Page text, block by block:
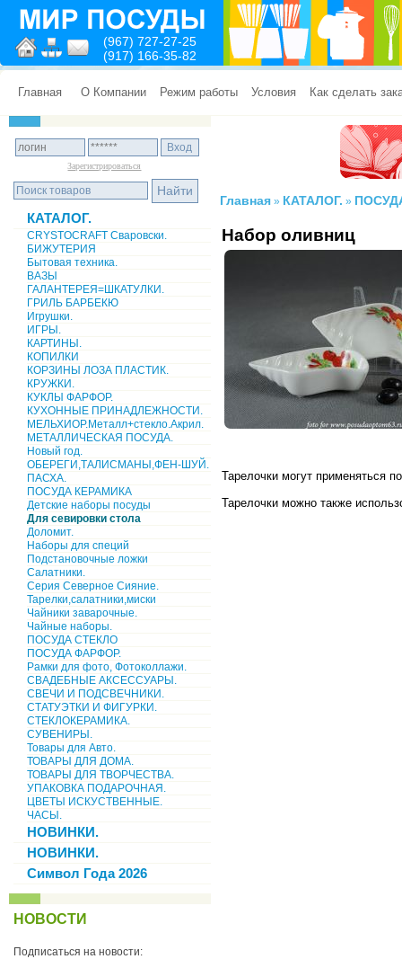
(967) 727-27-25
(917) 166-35-82
Главная О Компании Режим работы Условия Как сделать
Зарегистрироваться
КАТАЛОГ.
CRYSTOCRAFT Сваровски.
БИЖУТЕРИЯ
Бытовая техника.
ВАЗЫ
ГАЛАНТЕРЕЯ=ШКАТУЛКИ.
ГРИЛЬ БАРБЕКЮ
Игрушки.
ИГРЫ.
КАРТИНЫ.
КОПИЛКИ
КОРЗИНЫ ЛОЗА ПЛАСТИК.
КРУЖКИ.
КУКЛЫ ФАРФОР.
КУХОННЫЕ ПРИНАДЛЕЖНОСТИ.
МЕЛЬХИОР.Металл+стекло.Акрил.
МЕТАЛЛИЧЕСКАЯ ПОСУДА.
Новый год.
ОБЕРЕГИ,ТАЛИСМАНЫ,ФЕН-ШУЙ.
ПАСХА.
ПОСУДА КЕРАМИКА
Детские наборы посуды
Для севировки стола
Доломит.
Наборы для специй
Подстановочные ложки
Салатники.
Серия Северное Сияние.
Тарелки,салатники,миски
Чайники заварочные.
Чайные наборы.
ПОСУДА СТЕКЛО
ПОСУДА ФАРФОР.
Рамки для фото, Фотоколлажи.
СВАДЕБНЫЕ АКСЕССУАРЫ.
СВЕЧИ И ПОДСВЕЧНИКИ.
СТАТУЭТКИ И ФИГУРКИ.
СТЕКЛОКЕРАМИКА.
СУВЕНИРЫ.
Товары для Авто.
ТОВАРЫ ДЛЯ ДОМА.
ТОВАРЫ ДЛЯ ТВОРЧЕСТВА.
УПАКОВКА ПОДАРОЧНАЯ.
ЦВЕТЫ ИСКУСТВЕННЫЕ.
ЧАСЫ.
НОВИНКИ.
НОВИНКИ.
Символ Года 2026
НОВОСТИ
Подписаться на новости:
Главная » КАТАЛОГ. »
Набор оливниц
Тарелочки могут применяться
Тарелочки можно также